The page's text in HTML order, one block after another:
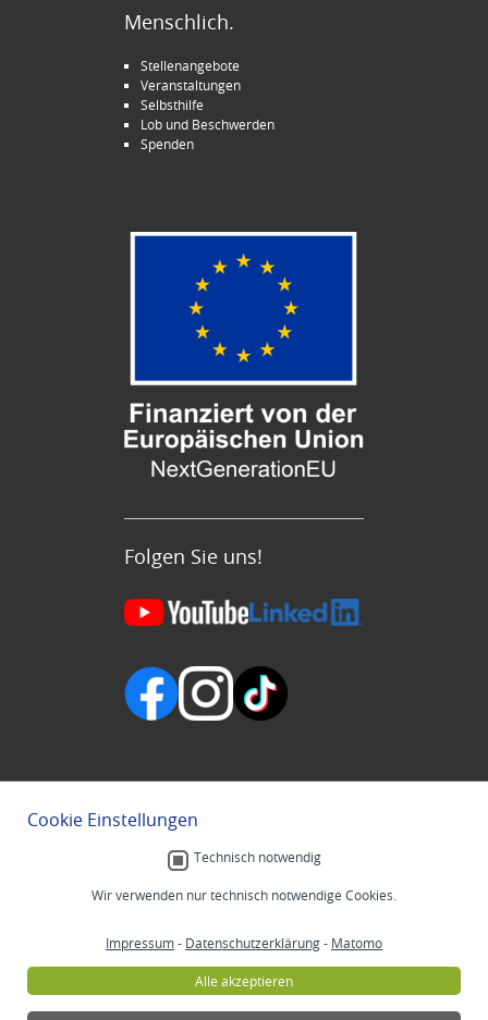
Menschlich.
Stellenangebote
Veranstaltungen
Selbsthilfe
Lob und Beschwerden
Spenden
Folgen Sie uns!
Cookie Einstellungen
Technisch notwendig
Wir verwenden nur technisch notwendige Cookies.
Impressum- Datenschutzerklärung- Matomo
Alle akzeptieren